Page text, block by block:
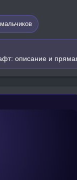
описание и прямая